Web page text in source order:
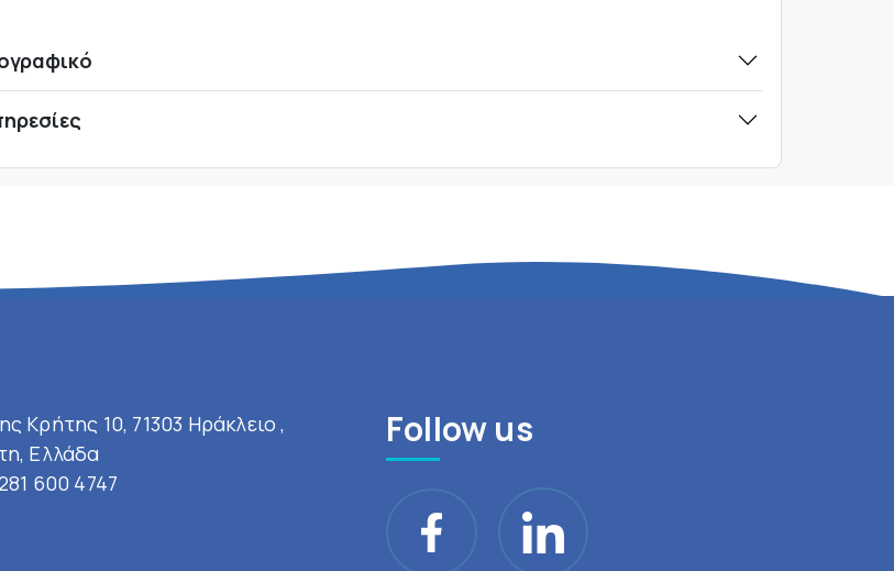
Κρήτης 10, 71303 Ηράκλειο ,
Ελλάδα
600 4747
Follow us